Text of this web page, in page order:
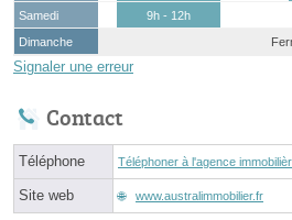
Samedi
9h - 12h
Dimanche
Signaler une erreur
Contact
Téléphone Téléphoner à l'agence
Site web www.australimmobilier.fr